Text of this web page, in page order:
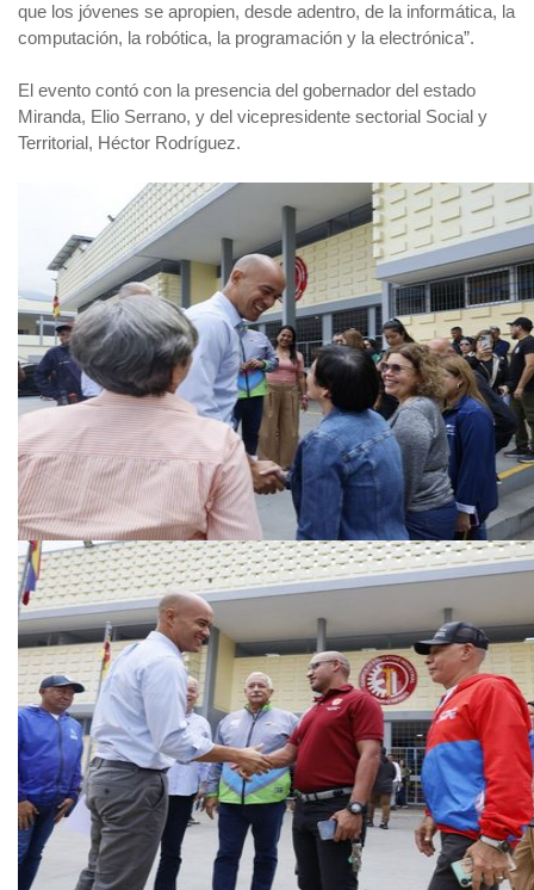
que los jóvenes se apropien, desde adentro, de la informática, la
computación, la robótica, la programación y la electrónica”.
El evento contó con la presencia del gobernador del estado
Miranda, Elio Serrano, y del vicepresidente sectorial Social y
Territorial, Héctor Rodríguez.